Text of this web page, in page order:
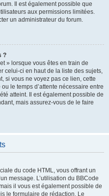
Il est également possible que
aux permissions limitées.
un administrateur du forum.
?
» lorsque vous êtes en train de
celui-ci en haut de la liste des sujets,
si vous ne voyez pas ce lien, cette
le temps d’attente nécessaire entre
atteint. Il est également possible de
mais assurez-vous de le faire
du code HTML, vous offrant un
message. L’utilisation du BBCode
il vous est également possible de
le formulaire de rédaction. Le